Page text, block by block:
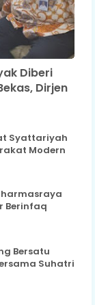
Diberi
Dirjen
Syattariyah
Modern
Berinfaq
Bersatu
Suhatri